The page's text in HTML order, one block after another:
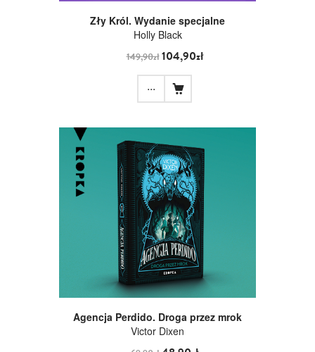
Zły Król. Wydanie specjalne
Holly Black
149,90zł104,90zł
...
Agencja Perdido. Droga przez mrok
Victor Dixen